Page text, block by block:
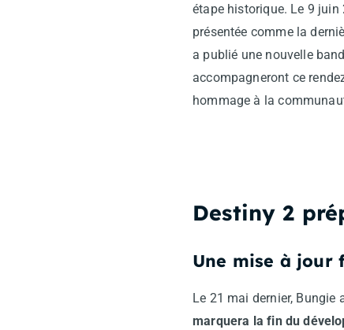
étape historique. Le 9
présentée comme la
a publié une nouvelle
accompagneront ce
hommage à la
Destiny 2
Une mise à jour
Le 21 mai dernier,
marquera la fin du